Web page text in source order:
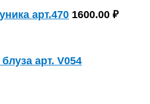
арт.470 1600.00 ₽
арт. V054